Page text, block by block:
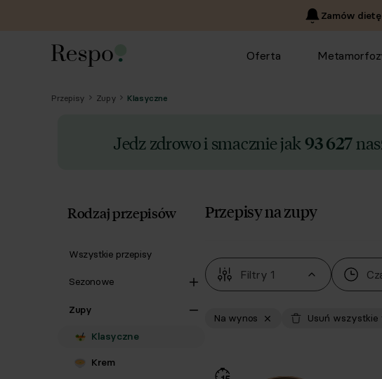
Zamów
Oferta
Przepisy Zupy Klasyczne
Jedz zdrowo i smacznie jak 93 627
Przepisy na zupy
Filtry 1
Na wynos Usuń
Rodzaj przepisów
Wszystkie przepisy
Sezonowe
Zupy
Klasyczne
Krem